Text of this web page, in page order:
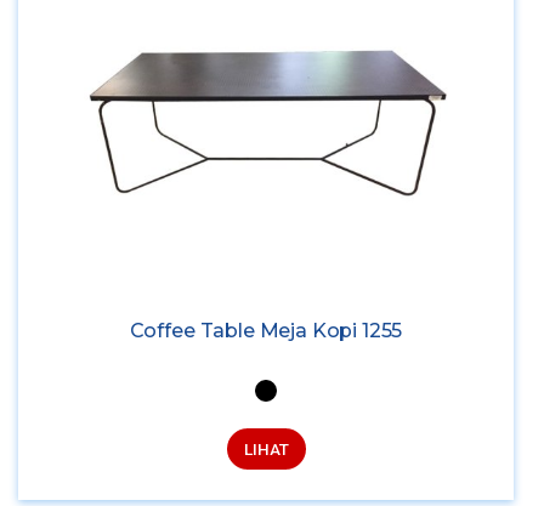
Coffee Table Meja Kopi 1255
LIHAT